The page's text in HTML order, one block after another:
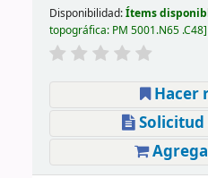
Disponibilidad:Ítems
topográfica: PM 5001.N65 .C48
Hacer
Solicitud